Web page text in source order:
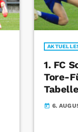
1. FC
Tore-
today 6.